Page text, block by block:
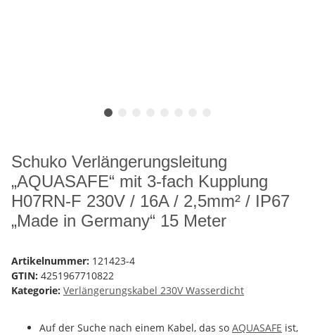
Schuko Verlängerungsleitung
„AQUASAFE“ mit 3-fach Kupplung
H07RN-F 230V / 16A / 2,5mm² / IP67
„Made in Germany“ 15 Meter
Artikelnummer: 121423-4
GTIN: 4251967710822
Kategorie: Verlängerungskabel 230V Wasserdicht
Auf der Suche nach einem Kabel, das so AQUASAFE ist,